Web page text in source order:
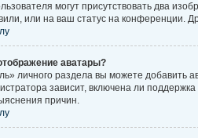
могут присутствовать два
или на ваш статус на конференции.
аватары?
личного раздела вы можете добавить
зависит, включена ли
причин.